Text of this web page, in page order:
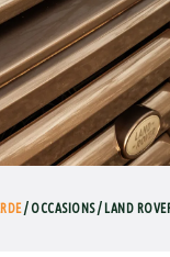
/ OCCASIONS / LAND